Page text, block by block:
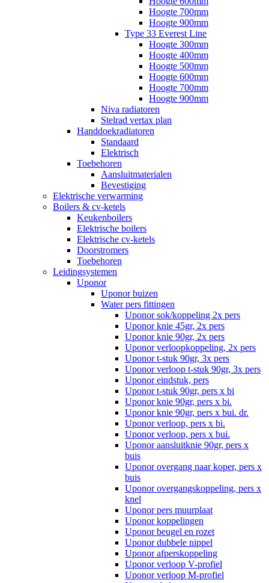
Hoogte 700mm
Hoogte 900mm
Type 33 Everest Line
Hoogte 300mm
Hoogte 400mm
Hoogte 500mm
Hoogte 600mm
Hoogte 700mm
Hoogte 900mm
Niva radiatoren
Stelrad vertax plan
Handdoekradiatoren
Standaard
Elektrisch
Toebehoren
Aansluitmaterialen
Bevestiging
Elektrische verwarming
Boilers & cv-ketels
Keukenboilers
Elektrische boilers
Elektrische cv-ketels
Doorstromers
Toebehoren
Leidingsystemen
Uponor
Uponor buizen
Water pers fittingen
Uponor sok/koppeling 2x pers
Uponor knie 45gr, 2x pers
Uponor knie 90gr, 2x pers
Uponor verloopkoppeling, 2x pers
Uponor t-stuk 90gr, 3x pers
Uponor verloop t-stuk 90gr, 3x pers
Uponor eindstuk, pers
Uponor t-stuk 90gr, pers x bi
Uponor knie 90gr, pers x bi.
Uponor knie 90gr, pers x bui. dr.
Uponor verloop, pers x bi.
Uponor verloop, pers x bui.
Uponor aansluitknie 90gr, pers x
buis
Uponor overgang naar koper, pers x
buis
Uponor overgangskoppeling, pers x
knel
Uponor pers muurplaat
Uponor koppelingen
Uponor beugel en rozet
Uponor dubbele nippel
Uponor afperskoppeling
Uponor verloop V-profiel
Uponor verloop M-profiel